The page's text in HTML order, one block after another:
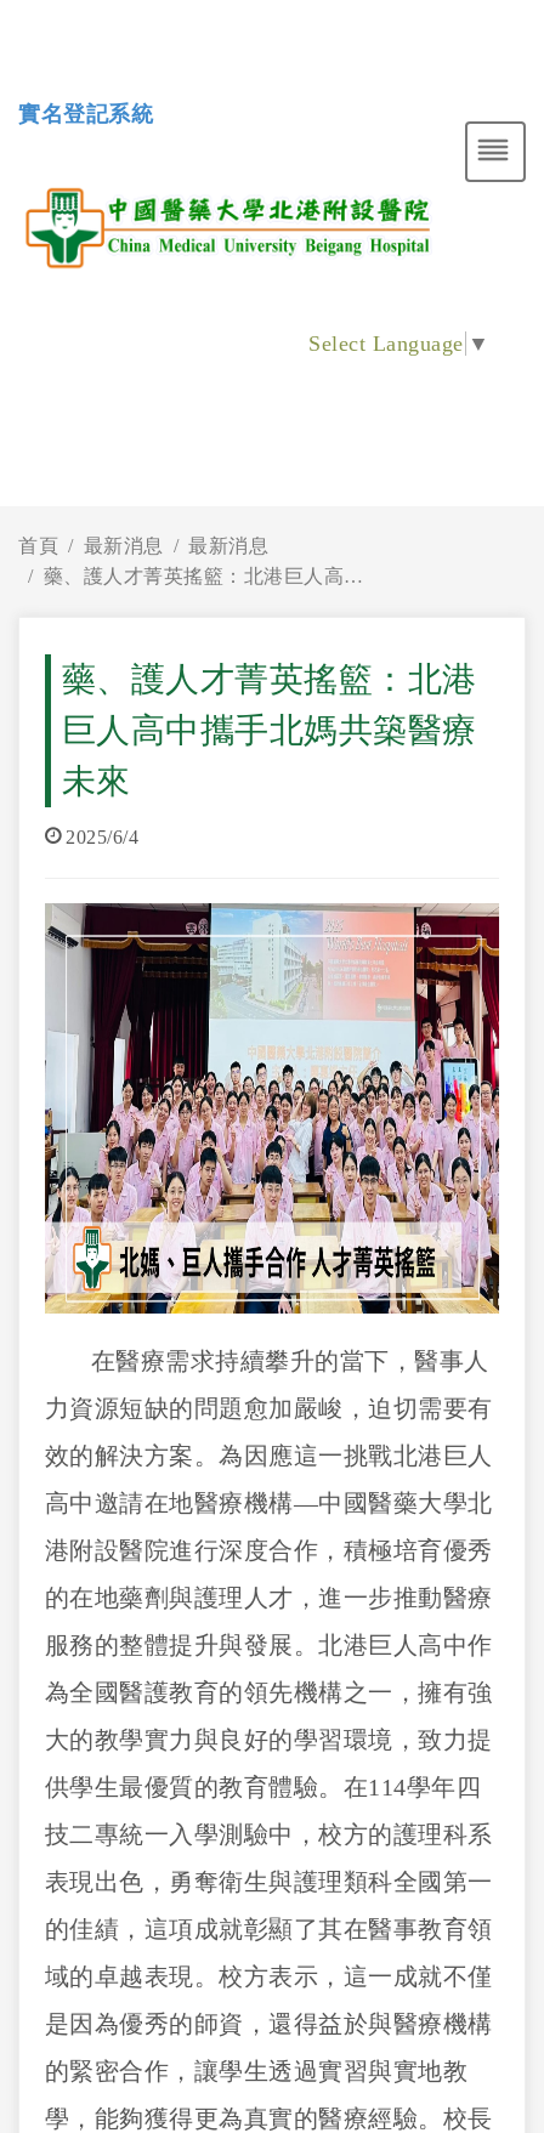
實名登記系統
Select Language ▼
首頁 最新消息
最新消息
藥、護人才菁英搖籃：北港巨人高中攜手北媽共築醫療未來
藥、護人才菁英搖籃：北港
巨人高中攜手北媽共築醫療
未來
2025/6/4
在醫療需求持續攀升的當下，醫事人
力資源短缺的問題愈加嚴峻，迫切需要有
效的解決方案。為因應這一挑戰北港巨人
高中邀請在地醫療機構—中國醫藥大學北
港附設醫院進行深度合作，積極培育優秀
的在地藥劑與護理人才，進一步推動醫療
服務的整體提升與發展。北港巨人高中作
為全國醫護教育的領先機構之一，擁有強
大的教學實力與良好的學習環境，致力提
供學生最優質的教育體驗。在114學年四
技二專統一入學測驗中，校方的護理科系
表現出色，勇奪衛生與護理類科全國第一
的佳績，這項成就彰顯了其在醫事教育領
域的卓越表現。校方表示，這一成就不僅
是因為優秀的師資，還得益於與醫療機構
的緊密合作，讓學生透過實習與實地教
學，能夠獲得更為真實的醫療經驗。校長